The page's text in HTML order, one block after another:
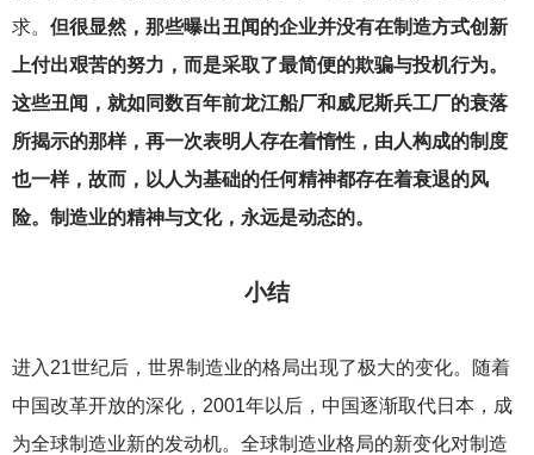
求。 但很显然，那些曝出丑闻的企业并没有在制造方式创新
上付出艰苦的努力，而是采取了最简便的欺骗与投机行为。
这些丑闻，就如同数百年前龙江船厂和威尼斯兵工厂的衰落
所揭示的那样，再一次表明人存在着惰性，由人构成的制度
也一样，故而，以人为基础的任何精神都存在着衰退的风
险。制造业的精神与文化，永远是动态的。
小结
进入21世纪后，世界制造业的格局出现了极大的变化。随着
中国改革开放的深化，2001年以后，中国逐渐取代日本，成
为全球制造业新的发动机。全球制造业格局的新变化对制造